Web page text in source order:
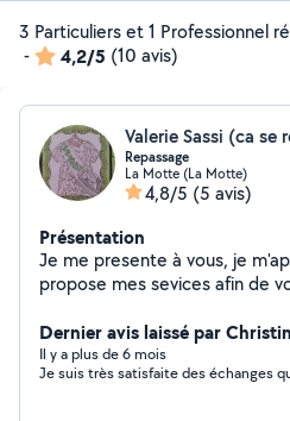
3 Particuliers et 1 Professionnel
-
4,2/5 (10 avis)
Valerie Sassi (ca se
Repassage
La Motte (La Motte)
4,8/5 (5 avis)
Présentation
Je me presente à vous, je
propose mes sevices afin de
le repassage. Je suis une
méticuleuse et tres sociable.
dans mon activitée, et ne
Dernier avis laissé par
Il y a plus de 6 mois
Je suis très satisfaite des échanges